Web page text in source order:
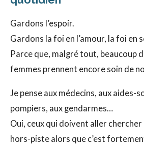
Gardons l’espoir.
Gardons la foi en l’amour, la foi en
Parce que, malgré tout, beaucoup
femmes prennent encore soin de
Je pense aux médecins, aux aides-
pompiers, aux gendarmes…
Oui, ceux qui doivent aller
hors-piste alors que c’est